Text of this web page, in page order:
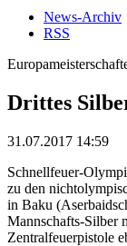
News-Archiv
RSS
Drittes
31.07.2017 14:59
Schnellfeuer-
zu den
in Baku
Mannschafts-Silber
Zentralfeuerpistole